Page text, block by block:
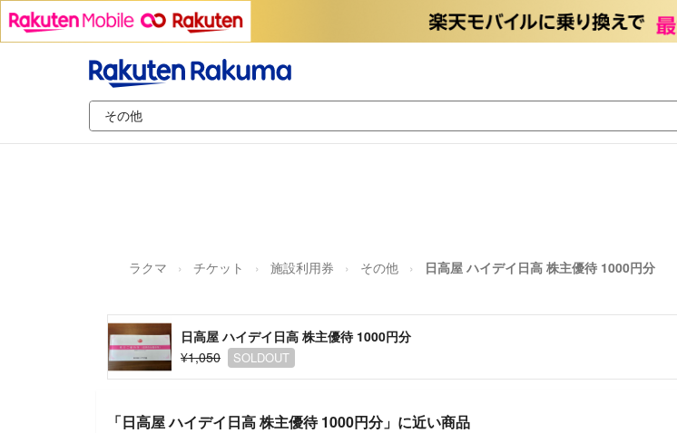
ラクマ チケット 施設利用券 その他 日高屋 ハイデイ日高 株主優待 1000円分
日高屋 ハイデイ日高 株主優待 1000円分
¥1,050
SOLDOUT
「日高屋 ハイデイ日高 株主優待 1000円分」に近い商品